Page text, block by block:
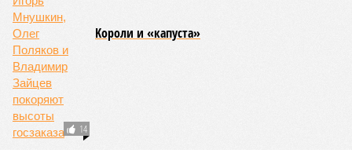
14
Kороли и «капуста»